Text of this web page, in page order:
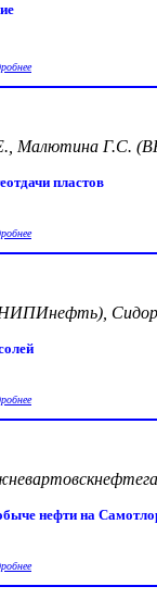
Малютина Г.С.
пластов
нефти на